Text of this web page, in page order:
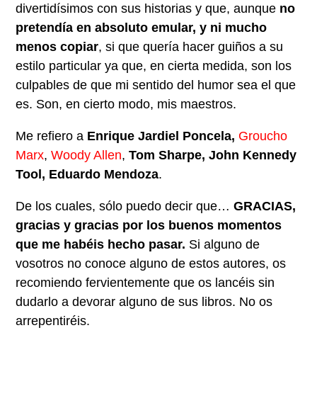
divertidísimos con sus historias y que, aunque no
pretendía en absoluto emular, y ni mucho
menos copiar, si que quería hacer guiños a su
estilo particular ya que, en cierta medida, son los
culpables de que mi sentido del humor sea el que
es. Son, en cierto modo, mis maestros.
Me refiero a Enrique Jardiel Poncela, Groucho
Marx,Woody Allen, Tom Sharpe, John Kennedy
Tool, Eduardo Mendoza.
De los cuales, sólo puedo decir que…GRACIAS,
gracias y gracias por los buenos momentos
que me habéis hecho pasar. Si alguno de
vosotros no conoce alguno de estos autores, os
recomiendo fervientemente que os lancéis sin
dudarlo a devorar alguno de sus libros. No os
arrepentiréis.